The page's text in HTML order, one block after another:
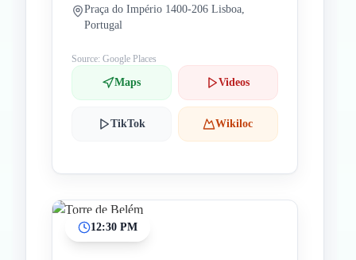
Praça do Império 1400-206 Lisboa,
Portugal
Source: Google Places
Maps Videos
TikTok Wikiloc
12:30 PM